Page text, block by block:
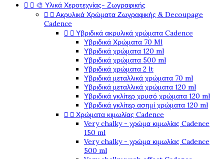
  🎨 Υλικά Χεροτεχνίας- Ζωγραφικής
  Ακρυλικά Χρώματα Ζωγραφικής & Decoupage
Cadence
  Υβριδικά ακρυλικά χρώματα Cadence
Υβριδικά Χρώματα 70 Ml
Υβριδικά χρώματα 120 ml
Υβριδικά χρώματα 500 ml
Υβριδικά χρώματα 2 lt
Υβριδικά μεταλλικά χρώματα 70 ml
Υβριδικά μεταλλικά χρώματα 120 ml
Υβριδικά γκλίτερ χρυσό χρώματα 120 ml
Υβριδικά γκλίτερ ασημί χρώματα 120 ml
  Χρώματα κιμωλίας Cadence
Very chalky - χρώμα κιμωλίας Cadence
150 ml
Very chalky - χρώμα κιμωλίας Cadence
500 ml